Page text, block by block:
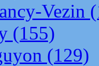
Vezin
(155)
(129)